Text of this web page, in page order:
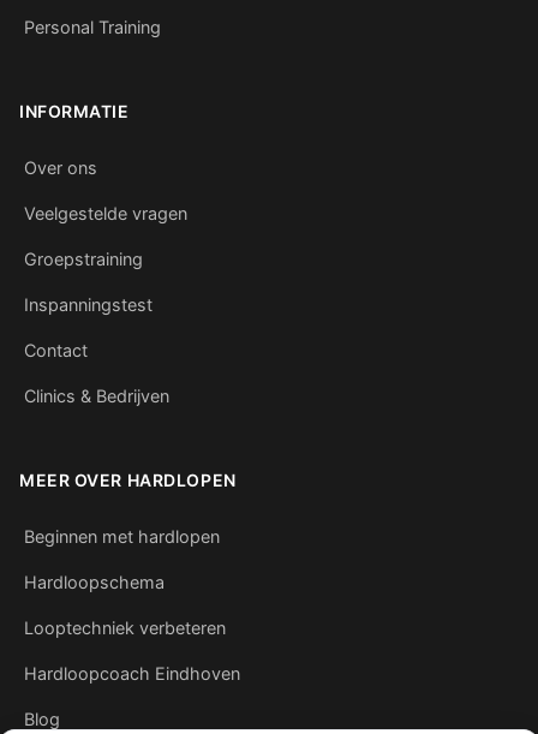
Personal Training
INFORMATIE
Over ons
Veelgestelde vragen
Groepstraining
Inspanningstest
Contact
Clinics & Bedrijven
MEER OVER HARDLOPEN
Beginnen met hardlopen
Hardloopschema
Looptechniek verbeteren
Hardloopcoach Eindhoven
Blog